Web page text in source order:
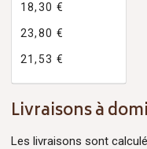
18,30 €
23,80 €
21,53 €
Livraisons à
Les livraisons sont